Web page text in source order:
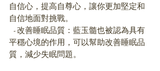
自信心，提高自尊心，讓你更加堅定和
自信地面對挑戰。
平穩心境的作用，可以幫助改善睡眠品
質，減少失眠問題。